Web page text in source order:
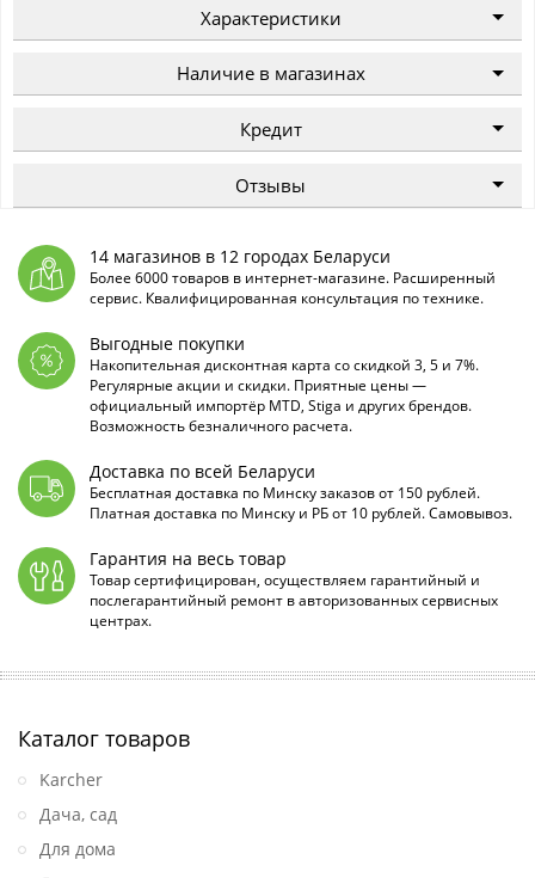
Характеристики
Наличие в магазинах
Кредит
Отзывы
14 магазинов в 12 городах Беларуси
Более 6000 товаров в интернет-магазине. Расширенный
сервис. Квалифицированная консультация по технике.
Выгодные покупки
Накопительная дисконтная карта со скидкой 3, 5 и 7%.
Регулярные акции и скидки. Приятные цены —
официальный импортёр MTD, Stiga и других брендов.
Возможность безналичного расчета.
Доставка по всей Беларуси
Бесплатная доставка по Минску заказов от 150 рублей.
Платная доставка по Минску и РБ от 10 рублей. Самовывоз.
Гарантия на весь товар
Товар сертифицирован, осуществляем гарантийный и
послегарантийный ремонт в авторизованных сервисных
центрах.
Каталог товаров
Karcher
Дача, сад
Для дома